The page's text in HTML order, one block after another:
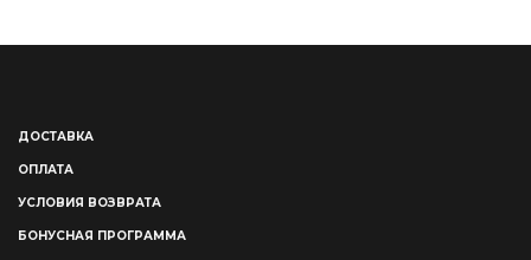
ДОСТАВКА
ОПЛАТА
УСЛОВИЯ ВОЗВРАТА
БОНУСНАЯ ПРОГРАММА